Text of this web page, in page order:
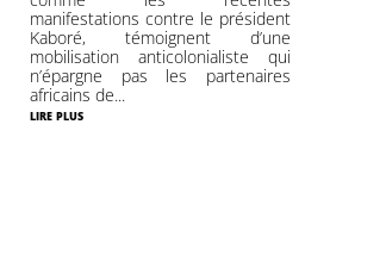
manifestations contre le président
Kaboré, témoignent d’une
mobilisation anticolonialiste qui
n’épargne pas les partenaires
africains de...
lire plus